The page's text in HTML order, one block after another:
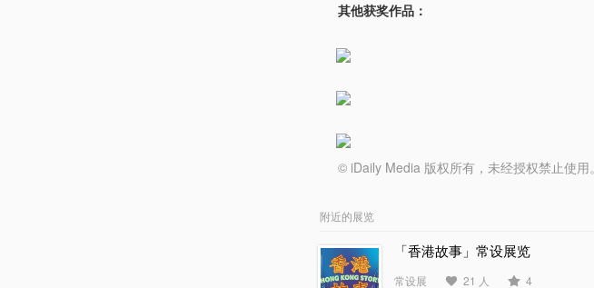
其他获奖作品：
© iDaily Media 版权所有，未经授权禁止使用。
附近的展览
「香港故事」常设展览
常设展 21 人
4